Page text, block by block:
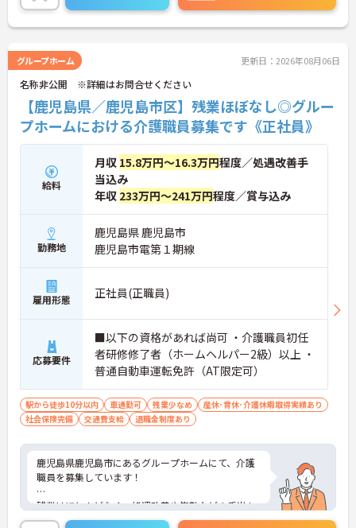
グループホーム 更新日：2026年08月06日
名称非公開 ※詳細はお問合せください
【鹿児島県／鹿児島市区】残業ほぼなし◎グルー
プホームにおける介護職員募集です《正社員》
給料
月収 15.8万円～16.3万円程度／処遇改善手
当込み
年収 233万円～241万円程度／賞与込み
勤務地
鹿児島県 鹿児島市
鹿児島市電第１期線
雇用形態 正社員(正職員)
応募要件
■以下の資格があれば尚可 ・介護職員初任
者研修修了者（ホームヘルパー2級）以上 ・
普通自動車運転免許（AT限定可）
駅から徒歩10分以内 車通勤可 残業少なめ
産休･育休･介護休暇取得実績あり
社会保険完備
交通費支給 退職金制度あり
鹿児島県鹿児島市にあるグループホームにて、介護
職員を募集しています！
残業はほとんどなく、処遇改善や皆勤などの手当も
あり、とても働きやすい環境ですよ♪「